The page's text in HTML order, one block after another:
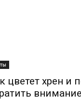
цветет хрен и